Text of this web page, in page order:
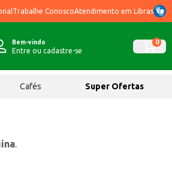
Trabalhe ConoscoAtendimento em Libras
Bem-vindo
Entre ou cadastre-se
0
Cafés Super Ofertas
.